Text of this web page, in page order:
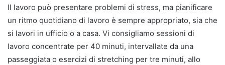
Il lavoro può presentare problemi di stress, ma pianificare
un ritmo quotidiano di lavoro è sempre appropriato, sia che
si lavori in ufficio o a casa. Vi consigliamo sessioni di
lavoro concentrate per 40 minuti, intervallate da una
passeggiata o esercizi di stretching per tre minuti, allo